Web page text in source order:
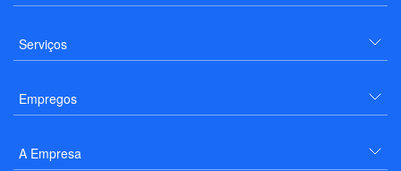
Serviços
Empregos
A Empresa